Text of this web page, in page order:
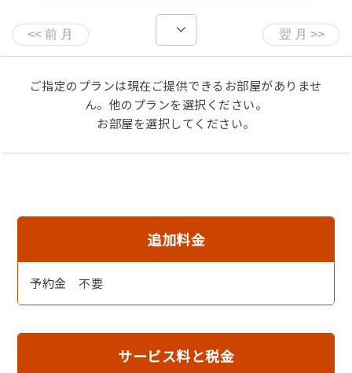
当館からは、夕日ヶ浦海水浴場まで車で5分です。
夕日ヶ浦海水浴場は、遠浅で美しいビーチで、水質は最高
当館に洗濯機、干場も有りますので、お申しつけくださ
・白イカの姿造り・2名様で１杯
・焼き魚
・油もの（白イカの下足、野菜）
・お吸い物
・ご飯（有機肥料を多く使用した特別栽培丹後米です）
ご指定のプランは現在ご提供できるお部屋がありませ
ん。他のプランを選択ください。
お部屋を選択してください。
追加料金
予約金 不要
サービス料と税金